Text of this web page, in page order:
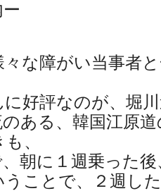
々な障がい当事者
好評なのが、堀
ある、韓国江原
、
朝に１週乗った
うことで、２週し